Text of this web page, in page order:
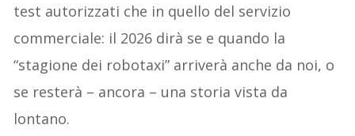
test autorizzati che in quello del servizio
commerciale: il 2026 dirà se e quando la
“stagione dei robotaxi” arriverà anche da noi, o
se resterà – ancora – una storia vista da
lontano.